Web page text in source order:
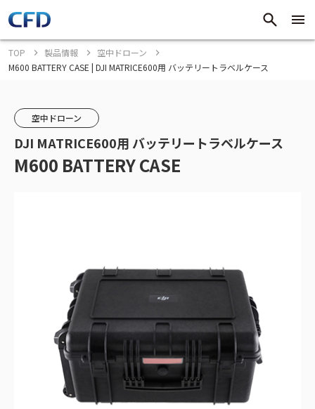
TOP 製品情報
空中ドローン
M600 BATTERY CASE | DJI MATRICE600用 バッテリートラベルケース
空中ドローン
DJI MATRICE600用 バッテリートラベルケース
M600 BATTERY CASE